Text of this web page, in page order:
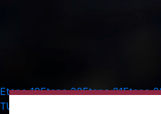
Etapa 19Etapa 20Etapa 21Etapa
TURUL 2 PRELIMINAR UECL -